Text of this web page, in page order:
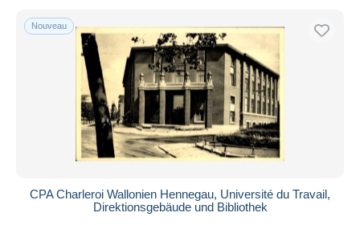
Nouveau
CPA Charleroi Wallonien Hennegau, Université du Travail,
Direktionsgebäude und Bibliothek